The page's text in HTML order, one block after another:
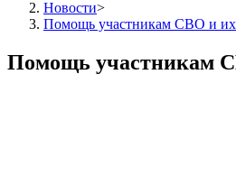
Новости>
Помощь участникам СВО и их
Помощь участникам